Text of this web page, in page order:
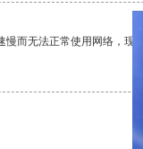
而无法正常使用网络，现